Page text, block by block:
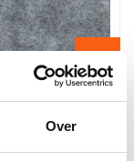
Over
paneel
- Brain